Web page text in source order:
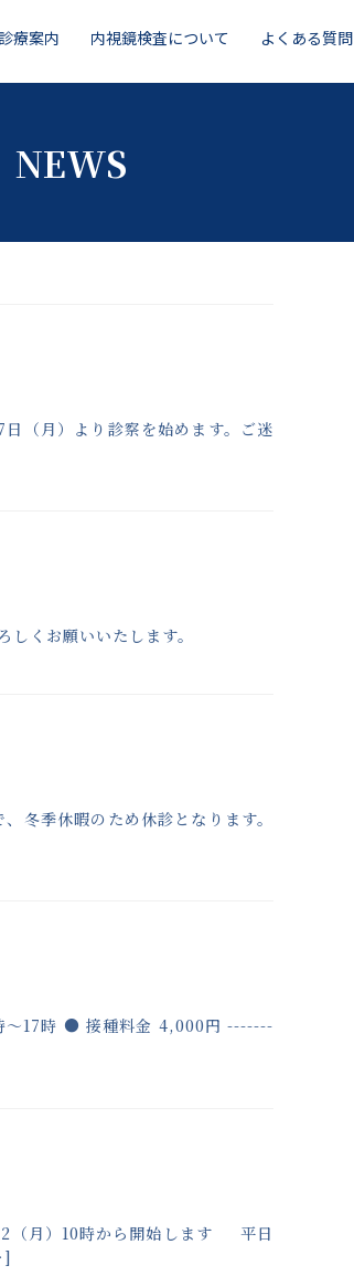
診療案内 内視鏡検査について よくある質問
NEWS
（月）より診察を始めます。ご迷
くお願いいたします。
冬季休暇のため休診となります。
～17時 ● 接種料金 4,000円 -------
（月）10時から開始します 平日